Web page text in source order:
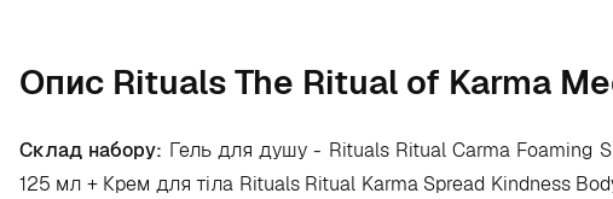
Опис Rituals The Ritual of Karma
Склад набору: Гель для душу - Rituals Ritual Carma Foaming
125 мл + Крем для тіла Rituals Ritual Karma Spread Kindness